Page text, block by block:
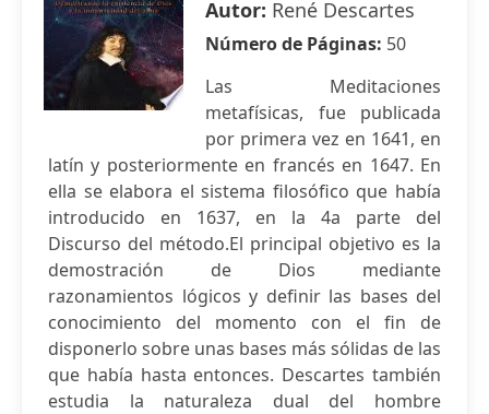
Autor: René Descartes
Número de Páginas: 50
Las Meditaciones
metafísicas, fue publicada
por primera vez en 1641, en
latín y posteriormente en francés en 1647. En
ella se elabora el sistema filosófico que había
introducido en 1637, en la 4a parte del
Discurso del método.El principal objetivo es la
demostración de Dios mediante
razonamientos lógicos y definir las bases del
conocimiento del momento con el fin de
disponerlo sobre unas bases más sólidas de las
que había hasta entonces. Descartes también
estudia la naturaleza dual del hombre